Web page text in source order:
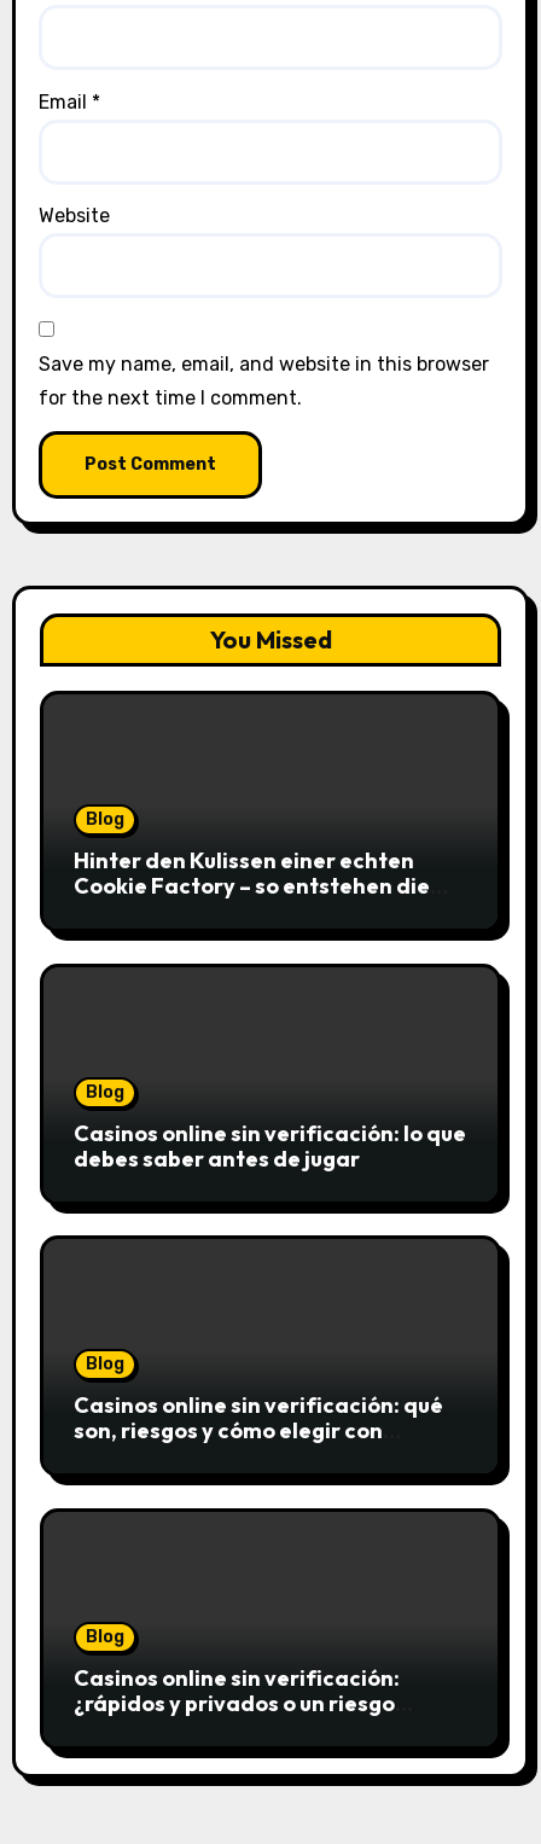
Email *
Website
Save my name, email, and website in this browser
for the next time I comment.
You Missed
Blog
Hinter den Kulissen einer echten
Cookie Factory – so entstehen die
Blog
Casinos online sin verificación: lo que
debes saber antes de jugar
Blog
Casinos online sin verificación: qué
son, riesgos y cómo elegir con
Blog
Casinos online sin verificación:
¿rápidos y privados o un riesgo